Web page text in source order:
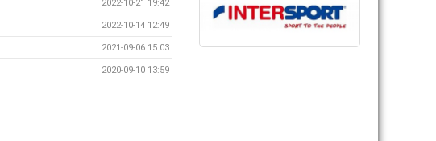
2022-10-21 19:42
2022-10-14 12:49
2021-09-06 15:03
2020-09-10 13:59